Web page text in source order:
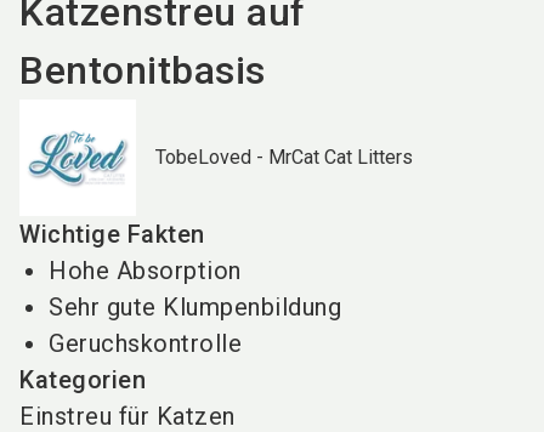
Katzenstreu auf
Bentonitbasis
TobeLoved - MrCat Cat Litters
Wichtige Fakten
Hohe Absorption
Sehr gute Klumpenbildung
Geruchskontrolle
Kategorien
Einstreu für Katzen